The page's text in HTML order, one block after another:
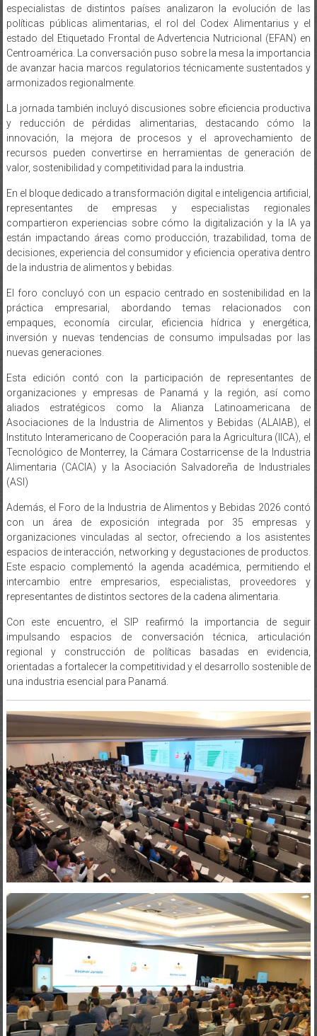
especialistas de distintos países analizaron la evolución de las
políticas públicas alimentarias, el rol del Codex Alimentarius y el
estado del Etiquetado Frontal de Advertencia Nutricional (EFAN) en
Centroamérica. La conversación puso sobre la mesa la importancia
de avanzar hacia marcos regulatorios técnicamente sustentados y
armonizados regionalmente.
La jornada también incluyó discusiones sobre eficiencia productiva
y reducción de pérdidas alimentarias, destacando cómo la
innovación, la mejora de procesos y el aprovechamiento de
recursos pueden convertirse en herramientas de generación de
valor, sostenibilidad y competitividad para la industria.
En el bloque dedicado a transformación digital e inteligencia artificial,
representantes de empresas y especialistas regionales
compartieron experiencias sobre cómo la digitalización y la IA ya
están impactando áreas como producción, trazabilidad, toma de
decisiones, experiencia del consumidor y eficiencia operativa dentro
de la industria de alimentos y bebidas.
El foro concluyó con un espacio centrado en sostenibilidad en la
práctica empresarial, abordando temas relacionados con
empaques, economía circular, eficiencia hídrica y energética,
inversión y nuevas tendencias de consumo impulsadas por las
nuevas generaciones.
Esta edición contó con la participación de representantes de
organizaciones y empresas de Panamá y la región, así como
aliados estratégicos como la Alianza Latinoamericana de
Asociaciones de la Industria de Alimentos y Bebidas (ALAIAB), el
Instituto Interamericano de Cooperación para la Agricultura (IICA), el
Tecnológico de Monterrey, la Cámara Costarricense de la Industria
Alimentaria (CACIA) y la Asociación Salvadoreña de Industriales
(ASI)
Además, el Foro de la Industria de Alimentos y Bebidas 2026 contó
con un área de exposición integrada por 35 empresas y
organizaciones vinculadas al sector, ofreciendo a los asistentes
espacios de interacción, networking y degustaciones de productos.
Este espacio complementó la agenda académica, permitiendo el
intercambio entre empresarios, especialistas, proveedores y
representantes de distintos sectores de la cadena alimentaria.
Con este encuentro, el SIP reafirmó la importancia de seguir
impulsando espacios de conversación técnica, articulación
regional y construcción de políticas basadas en evidencia,
orientadas a fortalecer la competitividad y el desarrollo sostenible de
una industria esencial para Panamá.